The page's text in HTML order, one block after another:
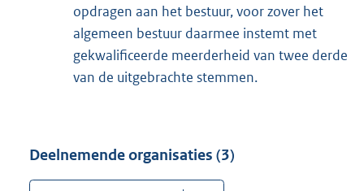
opdragen aan het bestuur, voor zover het
algemeen bestuur daarmee instemt met
gekwalificeerde meerderheid van twee derde
van de uitgebrachte stemmen.
Deelnemende organisaties (3)